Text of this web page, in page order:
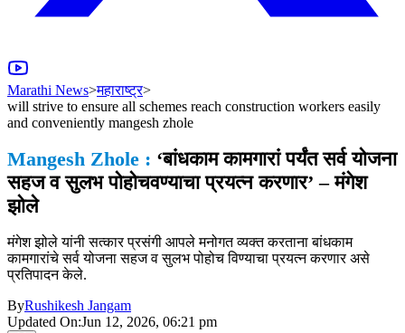
Marathi News>महाराष्ट्र>
will strive to ensure all schemes reach construction workers easily
and conveniently mangesh zhole
Mangesh Zhole : ‘बांधकाम कामगारां पर्यंत सर्व योजना
सहज व सुलभ पोहोचवण्याचा प्रयत्न करणार’ – मंगेश
झोले
मंगेश झोले यांनी सत्कार प्रसंगी आपले मनोगत व्यक्त करताना बांधकाम
कामगारांचे सर्व योजना सहज व सुलभ पोहोच विण्याचा प्रयत्न करणार असे
प्रतिपादन केले.
ByRushikesh Jangam
Updated On:Jun 12, 2026, 06:21 pm